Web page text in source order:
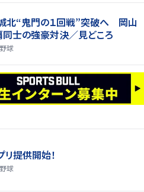
城北“鬼門の１回戦”突破へ 岡山
士の強豪対決／見どころ
野球
提供開始！
野球